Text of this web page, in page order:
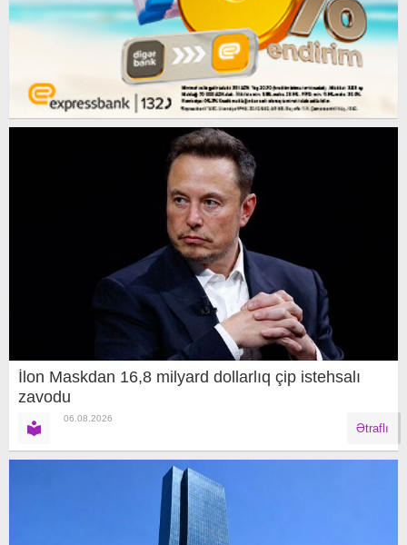
İlon Maskdan 16,8 milyard dollarlıq çip istehsalı
zavodu
06.08.2026
Ətraflı